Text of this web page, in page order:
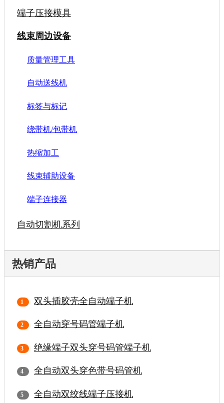
端子压接模具
线束周边设备
质量管理工具
自动送线机
标签与标记
绕带机/包带机
热缩加工
线束辅助设备
端子连接器
自动切割机系列
热销产品
双头插胶壳全自动端子机
全自动穿号码管端子机
绝缘端子双头穿号码管端子机
全自动双头穿色带号码管机
全自动双绞线端子压接机